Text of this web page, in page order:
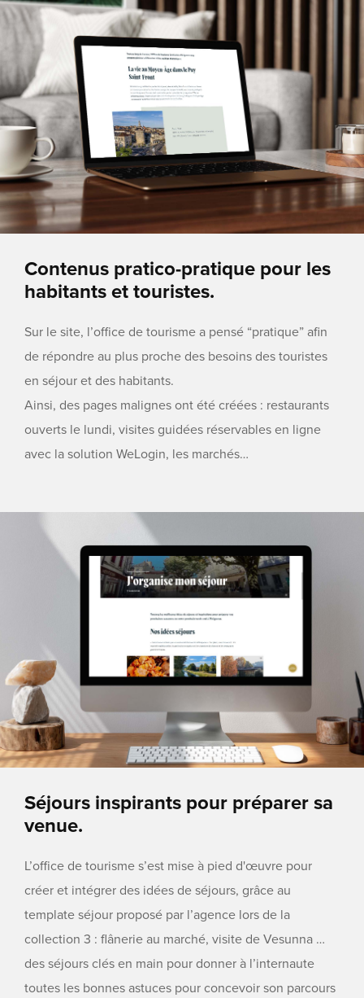
Contenus pratico-pratique pour les
habitants et touristes.
Sur le site, l’office de tourisme a pensé “pratique” afin
de répondre au plus proche des besoins des touristes
en séjour et des habitants.
Ainsi, des pages malignes ont été créées : restaurants
ouverts le lundi, visites guidées réservables en ligne
avec la solution WeLogin, les marchés…
Séjours inspirants pour préparer sa
venue.
L’office de tourisme s’est mise à pied d'œuvre pour
créer et intégrer des idées de séjours, grâce au
template séjour proposé par l’agence lors de la
collection 3 : flânerie au marché, visite de Vesunna …
des séjours clés en main pour donner à l’internaute
toutes les bonnes astuces pour concevoir son parcours